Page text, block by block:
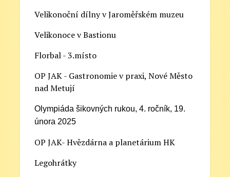
Velikonoční dílny v Jaroměřském muzeu
Velikonoce v Bastionu
Florbal - 3.místo
OP JAK - Gastronomie v praxi, Nové Město
nad Metují
Olympiáda šikovných rukou, 4. ročník, 19.
února 2025
OP JAK- Hvězdárna a planetárium HK
Legohrátky